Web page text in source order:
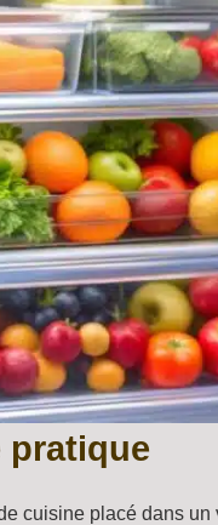
pratique
cuisine placé dans